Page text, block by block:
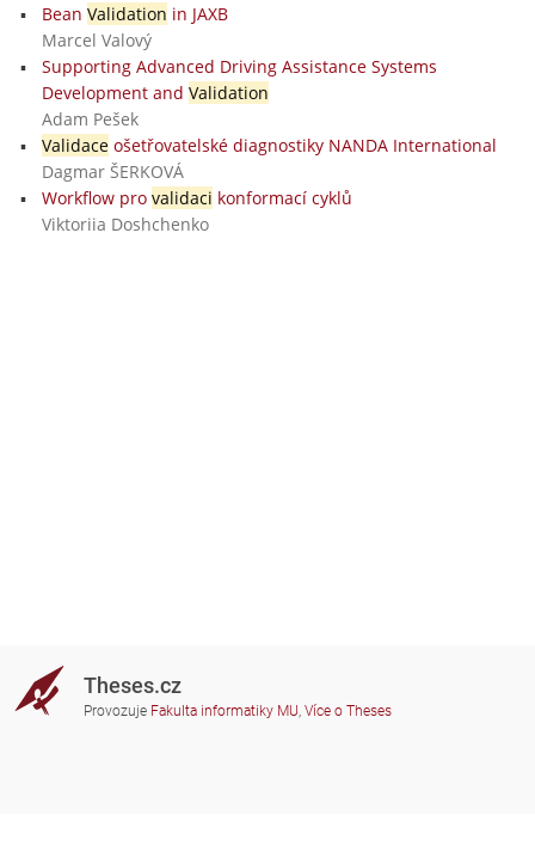
Bean Validation in JAXB
Marcel Valový
Supporting Advanced Driving Assistance Systems
Development and Validation
Adam Pešek
Validaceošetřovatelské diagnostiky NANDA International
Dagmar ŠERKOVÁ
Workflow pro validaci konformací cyklů
Viktoriia Doshchenko
Theses.cz
Provozuje Fakulta informatiky MU, Více o Theses